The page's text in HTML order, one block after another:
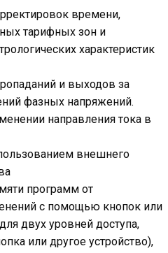
времени,
тарифных зон и
характеристик
и выходов за
фазных напряжений.
направления тока в
внешнего
программ от
с помощью кнопок или
двух уровней доступа,
или другое устройство),